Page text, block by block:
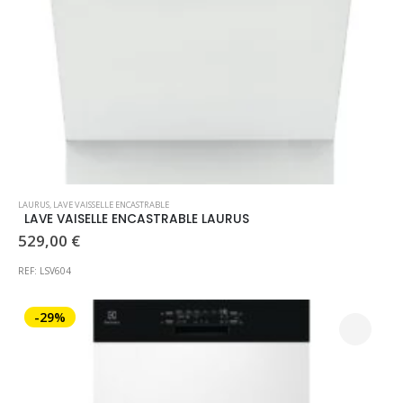
LAURUS, LAVE VAISSELLE ENCASTRABLE
LAVE VAISELLE ENCASTRABLE LAURUS
529,00 €
REF: LSV604
-29%